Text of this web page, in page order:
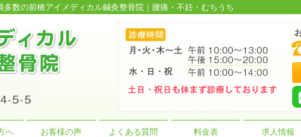
数の前橋アイメディカル鍼灸整骨院｜腰痛・不妊・むちうち
へ お客様の声 よくある質問 料金表 求人情報